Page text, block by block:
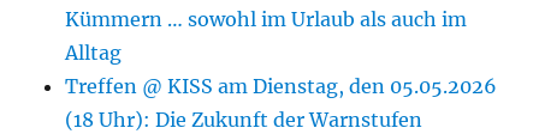
Kümmern … sowohl im Urlaub als auch im
Alltag
Treffen @ KISS am Dienstag, den 05.05.2026
(18 Uhr): Die Zukunft der Warnstufen